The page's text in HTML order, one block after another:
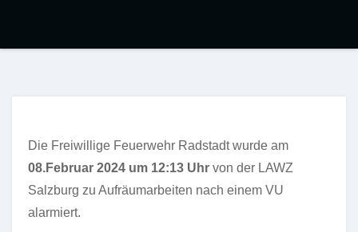
Die Freiwillige Feuerwehr Radstadt wurde am
08.Februar 2024 um 12:13 Uhr von der LAWZ
Salzburg zu Aufräumarbeiten nach einem VU
alarmiert.